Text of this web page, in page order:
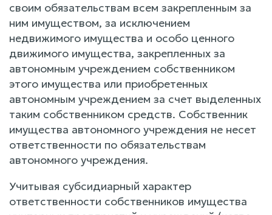
своим обязательствам всем закрепленным за
ним имуществом, за исключением
недвижимого имущества и особо ценного
движимого имущества, закрепленных за
автономным учреждением собственником
этого имущества или приобретенных
автономным учреждением за счет выделенных
таким собственником средств. Собственник
имущества автономного учреждения не несет
ответственности по обязательствам
автономного учреждения.
Учитывая субсидиарный характер
ответственности собственников имущества